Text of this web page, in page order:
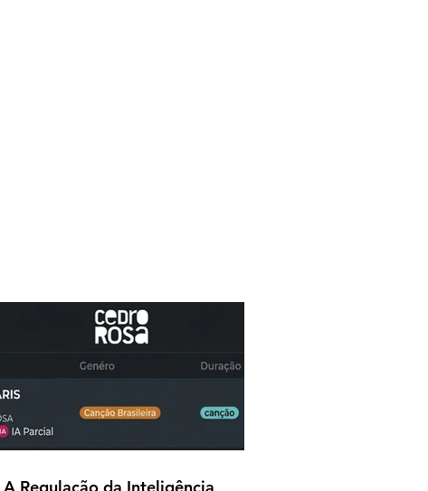
A Regulação da Inteligência